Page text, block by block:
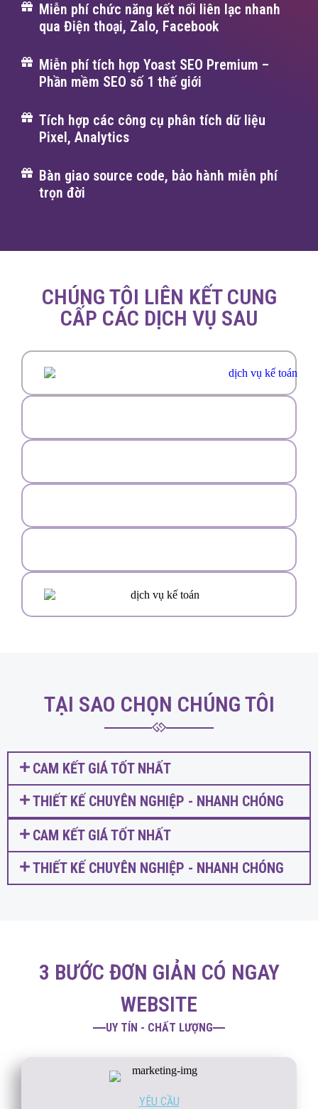
Miễn phí chức năng kết nối liên lạc nhanh
qua Điện thoại, Zalo, Facebook
Miễn phí tích hợp Yoast SEO Premium –
Phần mềm SEO số 1 thế giới
Tích hợp các công cụ phân tích dữ liệu
Pixel, Analytics
Bàn giao source code, bảo hành miễn phí
trọn đời
CHÚNG TÔI LIÊN KẾT CUNG
CẤP CÁC DỊCH VỤ SAU
TẠI SAO CHỌN CHÚNG TÔI
CAM KẾT GIÁ TỐT NHẤT
THIẾT KẾ CHUYÊN NGHIỆP - NHANH CHÓNG
CAM KẾT GIÁ TỐT NHẤT
THIẾT KẾ CHUYÊN NGHIỆP - NHANH CHÓNG
3 BƯỚC ĐƠN GIẢN CÓ NGAY
WEBSITE
UY TÍN - CHẤT LƯỢNG
YÊU CẦU